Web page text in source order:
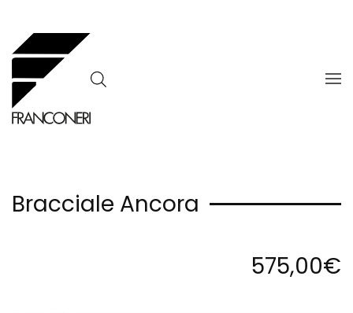
Skip to main content
Bracciale Ancora
575,00€